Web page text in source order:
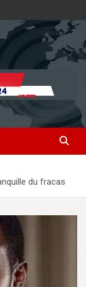
du fracas